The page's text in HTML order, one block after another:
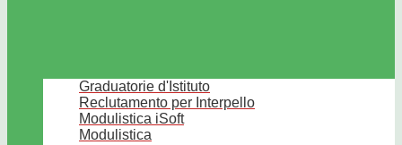
Graduatorie d'Istituto
Reclutamento per Interpello
Modulistica iSoft
Modulistica